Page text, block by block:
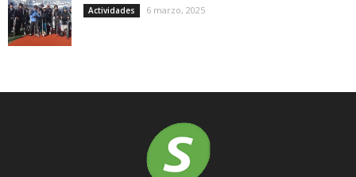
Actividades 6 marzo, 2025